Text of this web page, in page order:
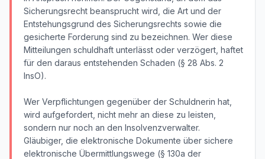
Sicherungsrecht beansprucht wird, die Art und der
Entstehungsgrund des Sicherungsrechts sowie die
gesicherte Forderung sind zu bezeichnen. Wer diese
Mitteilungen schuldhaft unterlässt oder verzögert, haftet
für den daraus entstehenden Schaden (§ 28 Abs. 2
InsO).
Wer Verpflichtungen gegenüber der Schuldnerin hat,
wird aufgefordert, nicht mehr an diese zu leisten,
sondern nur noch an den Insolvenzverwalter.
Gläubiger, die elektronische Dokumente über sichere
elektronische Übermittlungswege (§ 130a der